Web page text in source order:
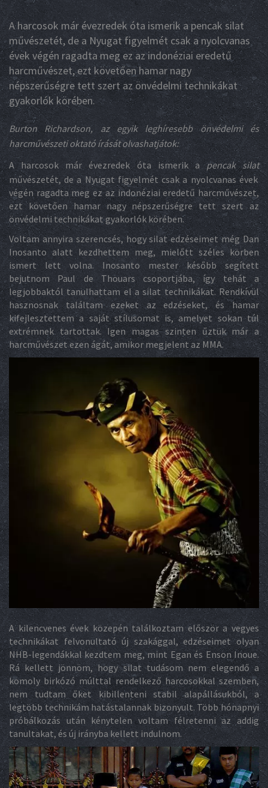
A harcosok már évezredek óta ismerik a pencak silat
művészetét, de a Nyugat figyelmét csak a nyolcvanas
évek végén ragadta meg ez az indonéziai eredetű
harcművészet, ezt követően hamar nagy
népszerűségre tett szert az önvédelmi technikákat
gyakorlók körében.
Burton Richardson, az egyik leghíresebb önvédelmi és
harcművészeti oktató írását olvashatjátok:
A harcosok már évezredek óta ismerik apencak silat
művészetét, de a Nyugat figyelmét csak a nyolcvanas évek
végén ragadta meg ez az indonéziai eredetű harcművészet,
ezt követően hamar nagy népszerűségre tett szert az
önvédelmi technikákat gyakorlók körében.
Voltam annyira szerencsés, hogy silat edzéseimet még Dan
Inosanto alatt kezdhettem meg, mielőtt széles körben
ismert lett volna. Inosanto mester később segített
bejutnom Paul de Thouars csoportjába, így tehát a
legjobbaktól tanulhattam el a silat technikákat. Rendkívül
hasznosnak találtam ezeket az edzéseket, és hamar
kifejlesztettem a saját stílusomat is, amelyet sokan túl
extrémnek tartottak. Igen magas szinten űztük már a
harcművészet ezen ágát, amikor megjelent az MMA.
A kilencvenes évek közepén találkoztam először a vegyes
technikákat felvonultató új szakággal, edzéseimet olyan
NHB-legendákkal kezdtem meg, mint Egan és Enson Inoue.
Rá kellett jönnöm, hogy silat tudásom nem elegendő a
komoly birkózó múlttal rendelkező harcosokkal szemben,
nem tudtam őket kibillenteni stabil alapállásukból, a
legtöbb technikám hatástalannak bizonyult. Több hónapnyi
próbálkozás után kénytelen voltam félretenni az addig
tanultakat, és új irányba kellett indulnom.